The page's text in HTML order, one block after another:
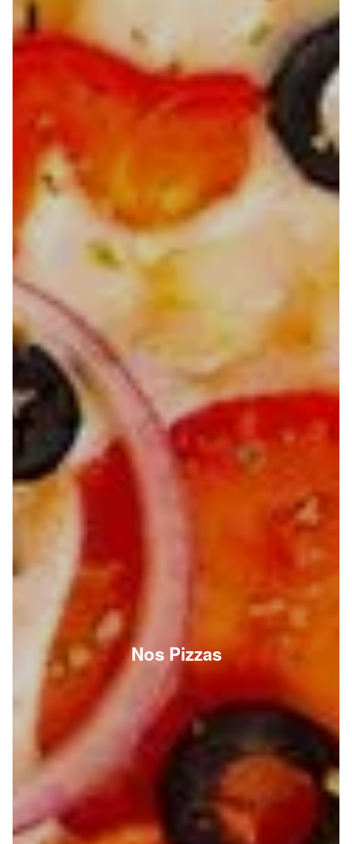
Nos Pizzas